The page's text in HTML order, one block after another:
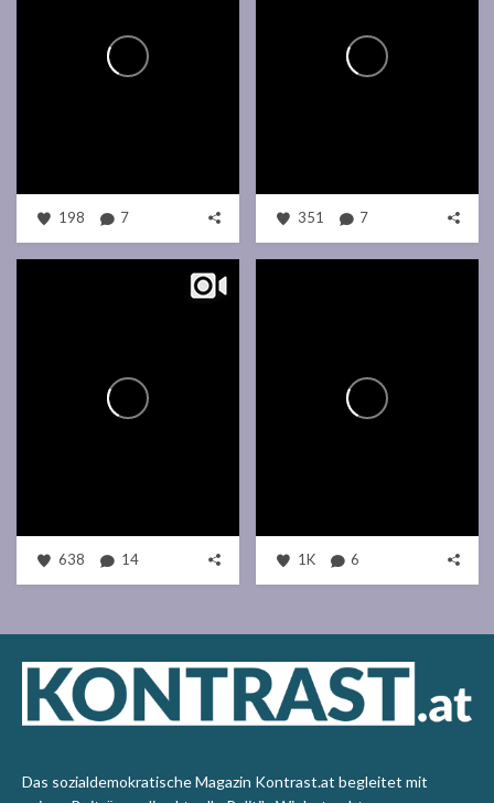
198 7 351 7
638 14 1K 6
Das sozialdemokratische Magazin Kontrast.at begleitet mit